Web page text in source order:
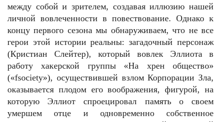
между собой и зрителем, создавая иллюзию нашей
личной вовлеченности в повествование. Однако к
концу первого сезона мы обнаруживаем, что не все
герои этой истории реальны: загадочный персонаж
(Кристиан Слейтер), который вовлек Эллиота в
работу хакерской группы «На хрен общество»
(«fsociety»), осуществившей взлом Корпорации Зла,
оказывается плодом его воображения, фигурой, на
которую Эллиот спроецировал память о своем
умершем отце и одновременно собственное